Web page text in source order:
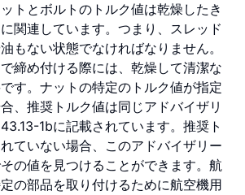
トとボルトのトルク値は乾燥したき
関連しています。つまり、スレッド
もない状態でなければなりません。
締め付ける際には、乾燥して清潔な
す。ナットの特定のトルク値が指定
、推奨トルク値は同じアドバイザリ
1bに記載されています。推奨ト
ていない場合、このアドバイザリー
の値を見つけることができます。航
の部品を取り付けるために航空機用